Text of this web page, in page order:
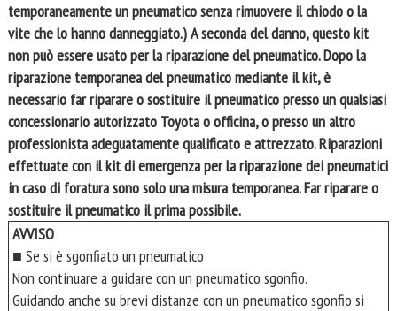
temporaneamente un pneumatico senza rimuovere il chiodo o la
vite che lo hanno danneggiato.) A seconda del danno, questo kit
non può essere usato per la riparazione del pneumatico. Dopo la
riparazione temporanea del pneumatico mediante il kit, è
necessario far riparare o sostituire il pneumatico presso un qualsiasi
concessionario autorizzato Toyota o officina, o presso un altro
professionista adeguatamente qualificato e attrezzato. Riparazioni
effettuate con il kit di emergenza per la riparazione dei pneumatici
in caso di foratura sono solo una misura temporanea. Far riparare o
sostituire il pneumatico il prima possibile.
AVVISO
■ Se si è sgonfiato un pneumatico
Non continuare a guidare con un pneumatico sgonfio.
Guidando anche su brevi distanze con un pneumatico sgonfio si